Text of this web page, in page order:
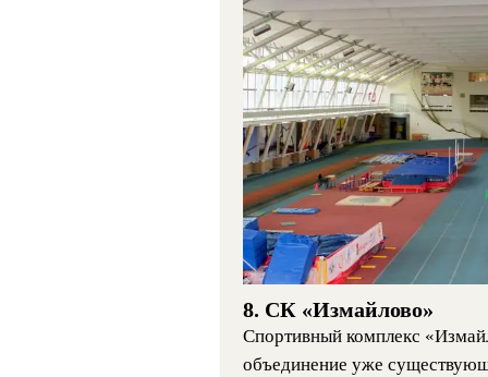
8. СК «Измайлово»
Спортивный комплекс
объединение уже